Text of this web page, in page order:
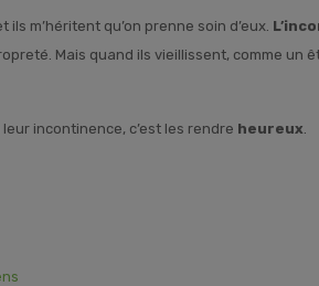
m’héritent qu’on prenne soin d’eux.
Mais quand ils vieillissent, comme un
leur incontinence, c’est les rendre heureux